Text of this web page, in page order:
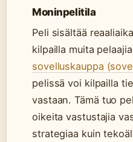
Moninpelitila
Peli sisältää
kilpailla muita
sovelluskauppa
pelissä voi kilpailla
vastaan. Tämä tuo
oikeita vastustajia
strategiaa kuin